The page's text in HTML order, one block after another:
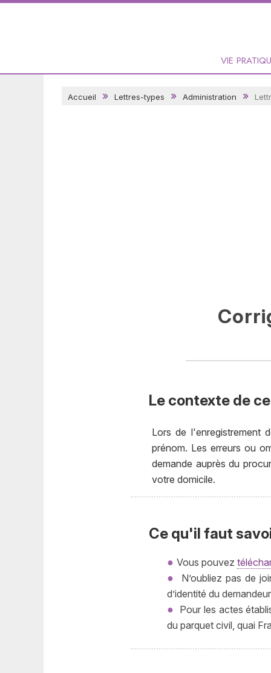
VIE
Accueil Lettres-types Administration
Le contexte de
Lors de l'enregistrement
prénom. Les erreurs ou
demande auprès du
votre domicile.
Ce qu'il faut
Vous pouvez
N’oubliez pas de
d’identité du
Pour les actes
du parquet civil, quai